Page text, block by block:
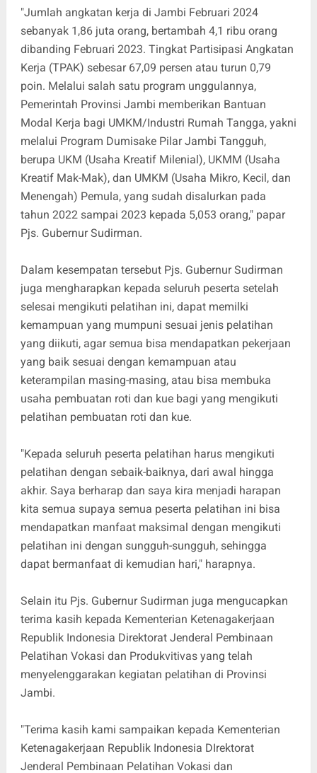
"Jumlah angkatan kerja di Jambi Februari 2024
sebanyak 1,86 juta orang, bertambah 4,1 ribu orang
dibanding Februari 2023. Tingkat Partisipasi Angkatan
Kerja (TPAK) sebesar 67,09 persen atau turun 0,79
poin. Melalui salah satu program unggulannya,
Pemerintah Provinsi Jambi memberikan Bantuan
Modal Kerja bagi UMKM/Industri Rumah Tangga, yakni
melalui Program Dumisake Pilar Jambi Tangguh,
berupa UKM (Usaha Kreatif Milenial), UKMM (Usaha
Kreatif Mak-Mak), dan UMKM (Usaha Mikro, Kecil, dan
Menengah) Pemula, yang sudah disalurkan pada
tahun 2022 sampai 2023 kepada 5,053 orang," papar
Pjs. Gubernur Sudirman.
Dalam kesempatan tersebut Pjs. Gubernur Sudirman
juga mengharapkan kepada seluruh peserta setelah
selesai mengikuti pelatihan ini, dapat memilki
kemampuan yang mumpuni sesuai jenis pelatihan
yang diikuti, agar semua bisa mendapatkan pekerjaan
yang baik sesuai dengan kemampuan atau
keterampilan masing-masing, atau bisa membuka
usaha pembuatan roti dan kue bagi yang mengikuti
pelatihan pembuatan roti dan kue.
"Kepada seluruh peserta pelatihan harus mengikuti
pelatihan dengan sebaik-baiknya, dari awal hingga
akhir. Saya berharap dan saya kira menjadi harapan
kita semua supaya semua peserta pelatihan ini bisa
mendapatkan manfaat maksimal dengan mengikuti
pelatihan ini dengan sungguh-sungguh, sehingga
dapat bermanfaat di kemudian hari," harapnya.
Selain itu Pjs. Gubernur Sudirman juga mengucapkan
terima kasih kepada Kementerian Ketenagakerjaan
Republik Indonesia Direktorat Jenderal Pembinaan
Pelatihan Vokasi dan Produkvitivas yang telah
menyelenggarakan kegiatan pelatihan di Provinsi
Jambi.
"Terima kasih kami sampaikan kepada Kementerian
Ketenagakerjaan Republik Indonesia DIrektorat
Jenderal Pembinaan Pelatihan Vokasi dan